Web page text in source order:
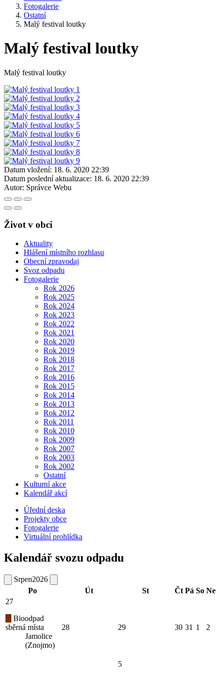
Fotogalerie
Ostatní
Malý festival loutky
Malý festival loutky
Malý festival loutky
Datum vložení: 18. 6. 2020 22:39
Datum poslední aktualizace: 18. 6. 2020 22:39
Autor: Správce Webu
Život v obci
Aktuality
Hlášení místního rozhlasu
Obecní zpravodaj
Svoz odpadu
Fotogalerie
Rok 2026
Rok 2025
Rok 2024
Rok 2023
Rok 2022
Rok 2021
Rok 2020
Rok 2019
Rok 2018
Rok 2017
Rok 2016
Rok 2015
Rok 2014
Rok 2013
Rok 2012
Rok 2011
Rok 2010
Rok 2009
Rok 2007
Rok 2003
Rok 2002
Ostatní
Kulturní akce
Kalendář akcí
Úřední deska
Projekty obce
Fotogalerie
Virtuální prohlídka
Kalendář svozu odpadu
Srpen2026
Po
Út St Čt Pá So Ne
27
Bioodpad
sběrná místa
Jamolice
(Znojmo)
28 29 30 31 1 2
5